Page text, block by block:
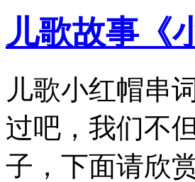
儿歌故事《
儿歌小红帽串
过吧，我们不
子，下面请欣